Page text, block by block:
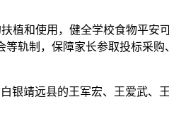
和使用，健全学校食物平安
轨制，保障家长参取投标采
靖远县的王军宏、王爱武、